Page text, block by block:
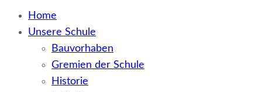
Home
Unsere Schule
Bauvorhaben
Gremien der Schule
Historie